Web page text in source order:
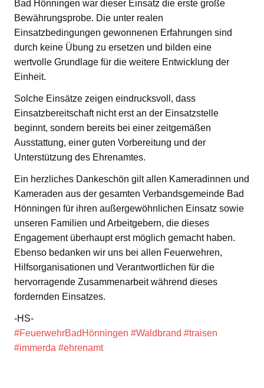
Bad Hönningen war dieser Einsatz die erste große
Bewährungsprobe. Die unter realen
Einsatzbedingungen gewonnenen Erfahrungen sind
durch keine Übung zu ersetzen und bilden eine
wertvolle Grundlage für die weitere Entwicklung der
Einheit.
Solche Einsätze zeigen eindrucksvoll, dass
Einsatzbereitschaft nicht erst an der Einsatzstelle
beginnt, sondern bereits bei einer zeitgemäßen
Ausstattung, einer guten Vorbereitung und der
Unterstützung des Ehrenamtes.
Ein herzliches Dankeschön gilt allen Kameradinnen und
Kameraden aus der gesamten Verbandsgemeinde Bad
Hönningen für ihren außergewöhnlichen Einsatz sowie
unseren Familien und Arbeitgebern, die dieses
Engagement überhaupt erst möglich gemacht haben.
Ebenso bedanken wir uns bei allen Feuerwehren,
Hilfsorganisationen und Verantwortlichen für die
hervorragende Zusammenarbeit während dieses
fordernden Einsatzes.
-HS-
#FeuerwehrBadHönningen #Waldbrand #traisen
#immerda #ehrenamt